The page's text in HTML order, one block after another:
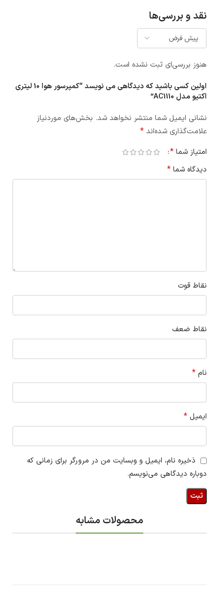
نقد و بررسی‌ها
هنوز بررسی‌ای ثبت نشده است.
اولین کسی باشید که دیدگاهی می نویسد “کمپرسور هوا 10 لیتری
اکتیو مدل AC1110”
نشانی ایمیل شما منتشر نخواهد شد. بخش‌های موردنیاز
علامت‌گذاری شده‌اند *
امتیاز شما *
دیدگاه شما *
نقاط قوت
نقاط ضعف
نام *
ایمیل *
ذخیره نام، ایمیل و وبسایت من در مرورگر برای زمانی که
دوباره دیدگاهی می‌نویسم.
محصولات مشابه